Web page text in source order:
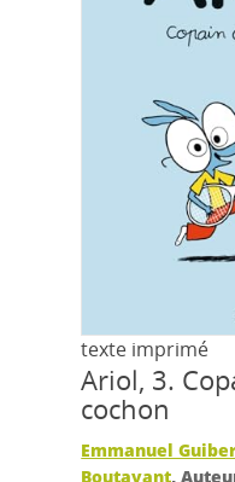
texte imprimé
Ariol, 3.
cochon
Emmanuel
Boutavant,